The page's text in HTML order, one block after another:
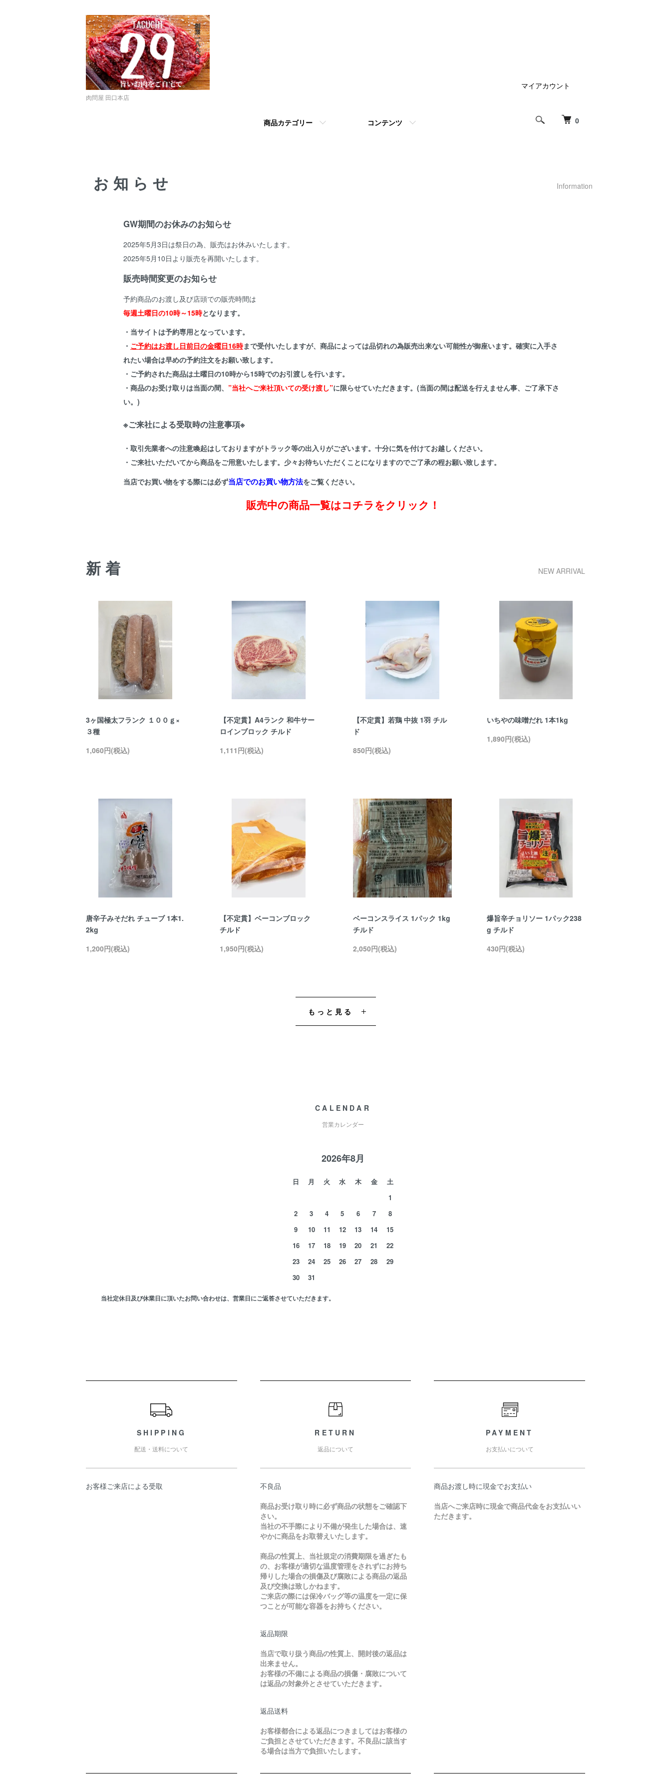
肉問屋 田口本店
0
商品カテゴリー コンテンツ
マイアカウント
お知らせ Information
GW期間のお休みのお知らせ
2025年5月3日は祭日の為、販売はお休みいたします。
2025年5月10日より販売を再開いたします。
販売時間変更のお知らせ
予約商品のお渡し及び店頭での販売時間は
毎週土曜日の10時～15時となります。
・当サイトは予約専用となっています。
・ ご予約はお渡し日前日の金曜日16時まで受付いたしますが、商品によっては品切れの為販売出来ない可能性が御座います。確実に入手さ
れたい場合は早めの予約注文をお願い致します。
・ご予約された商品は土曜日の10時から15時でのお引渡しを行います。
・商品のお受け取りは当面の間、 ”当社へご来社頂いての受け渡し”に限らせていただきます。(当面の間は配送を行えません事、ご了承下さ
い。)
※ご来社による受取時の注意事項※
・取引先業者への注意喚起はしておりますがトラック等の出入りがございます。十分に気を付けてお越しください。
・ご来社いただいてから商品をご用意いたします。少々お待ちいただくことになりますのでご了承の程お願い致します。
当店でお買い物をする際には必ず当店でのお買い物方法をご覧ください。
販売中の商品一覧はコチラをクリック！
新着 NEW ARRIVAL
3ヶ国極太フランク １００ｇ×
３種
1,060円(税込)
【不定貫】A4ランク 和牛サー
ロインブロック チルド
1,111円(税込)
【不定貫】若鶏 中抜 1羽 チル
ド
850円(税込)
いちやの味噌だれ 1本1kg
1,890円(税込)
唐辛子みそだれ チューブ 1本1.
2kg
1,200円(税込)
【不定貫】ベーコンブロック
チルド
1,950円(税込)
ベーコンスライス 1パック 1kg
チルド
2,050円(税込)
爆旨辛チョリソー 1パック238
g チルド
430円(税込)
もっと見る
CALENDAR
営業カレンダー
2026年8月
日 月 火 水 木 金
土
1
2
3 4 5 6 7
8
9
10 11 12 13 14
15
16
17 18 19 20 21
22
23
24 25 26 27 28
29
30
31
当社定休日及び休業日に頂いたお問い合わせは、営業日にご返答させていただきます。
SHIPPING
配送・送料について
お客様ご来店による受取
RETURN
返品について
不良品
商品お受け取り時に必ず商品の状態をご確認下
さい。
当社の不手際により不備が発生した場合は、速
やかに商品をお取替えいたします。
商品の性質上、当社規定の消費期限を過ぎたも
の、お客様が適切な温度管理をされずにお持ち
帰りした場合の損傷及び腐敗による商品の返品
及び交換は致しかねます。
ご来店の際には保冷バッグ等の温度を一定に保
つことが可能な容器をお持ちください。
返品期限
当店で取り扱う商品の性質上、開封後の返品は
出来ません。
お客様の不備による商品の損傷・腐敗について
は返品の対象外とさせていただきます。
返品送料
お客様都合による返品につきましてはお客様の
ご負担とさせていただきます。不良品に該当す
る場合は当方で負担いたします。
PAYMENT
お支払いについて
商品お渡し時に現金でお支払い
当店へご来店時に現金で商品代金をお支払いい
ただきます。